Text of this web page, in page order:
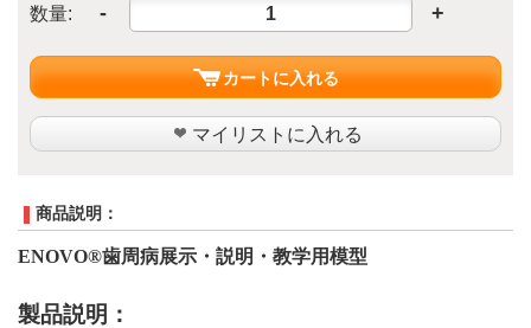
数量: - +
カートに入れる
マイリストに入れる
商品説明：
ENOVO®歯周病展示・説明・教学用模型
製品説明：